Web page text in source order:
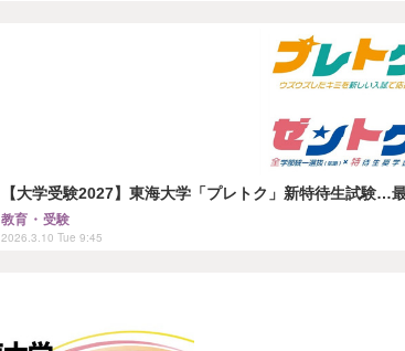
【大学受験2027】東海大学「プレトク」新特待生試験…
教育・受験
2026.3.10 Tue 9:45